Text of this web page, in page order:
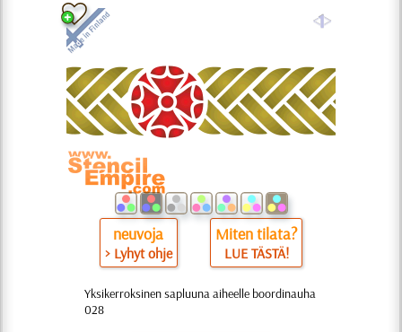
a
neuvoja
> Lyhyt ohje
Miten tilata?
LUE TÄSTÄ!
Yksikerroksinen sapluuna aiheelle boordinauha
028